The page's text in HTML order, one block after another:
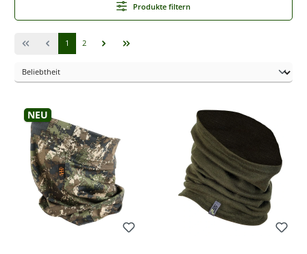
Produkte filtern
Seite
1 Seite
2
Neu